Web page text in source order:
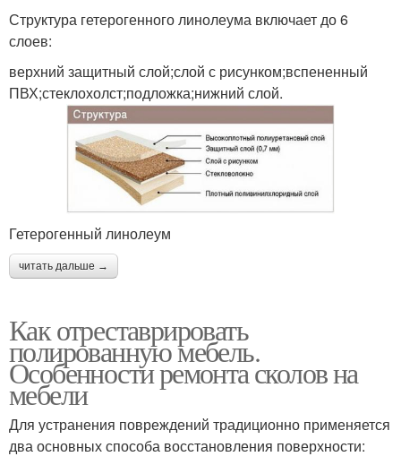
Структура гетерогенного линолеума включает до 6
слоев:
верхний защитный слой;слой с рисунком;вспененный
ПВХ;стеклохолст;подложка;нижний слой.
Гетерогенный линолеум
читать дальше →
Как отреставрировать
полированную мебель.
Особенности ремонта сколов на
мебели
Для устранения повреждений традиционно применяется
два основных способа восстановления поверхности: